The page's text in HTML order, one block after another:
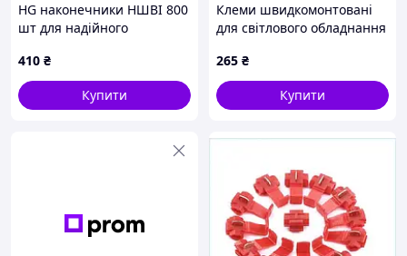
HG наконечники НШВІ 800
шт для надійного
410 ₴
Купити
Клеми швидкомонтовані
для світлового обладнання
265 ₴
Купити